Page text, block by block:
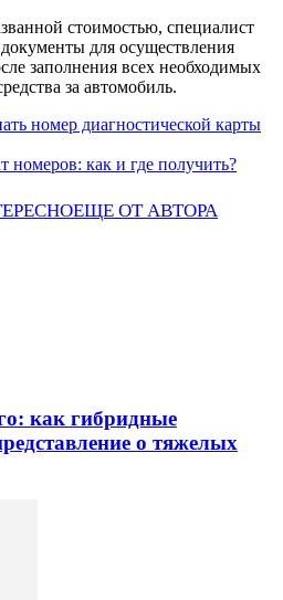
стоимостью, специалист
для осуществления
заполнения всех необходимых
за автомобиль.
номер диагностической карты
номеров: как и где получить?
ЕЩЕ ОТ АВТОРА
как гибридные
о тяжелых